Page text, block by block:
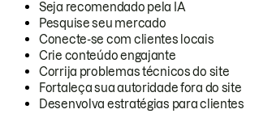
Seja recomendado pela IA
Pesquise seu mercado
Conecte-se com clientes locais
Crie conteúdo engajante
Corrija problemas técnicos do site
Fortaleça sua autoridade fora do site
Desenvolva estratégias para clientes